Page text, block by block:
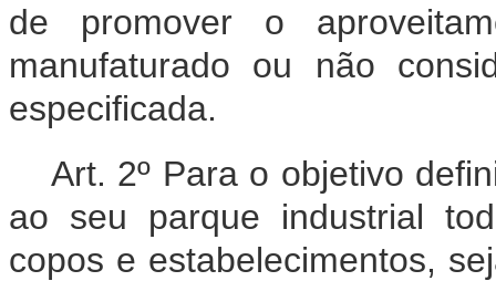
de promover o
manufaturado ou não
especificada.
Art. 2º Para o objetivo
ao seu parque industrial
copos e estabelecimentos,